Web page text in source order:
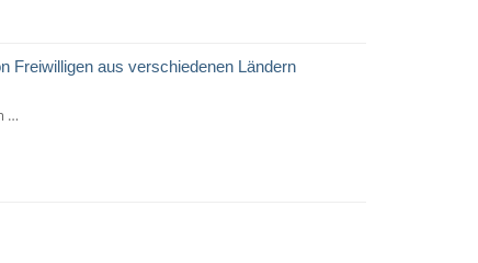
Freiwilligen aus verschiedenen Ländern
…